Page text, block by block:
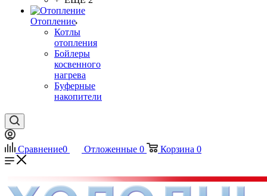
Отопление
Котлы
отопления
Бойлеры
косвенного
нагрева
Буферные
накопители
Сравнение0 Отложенные 0 Корзина 0